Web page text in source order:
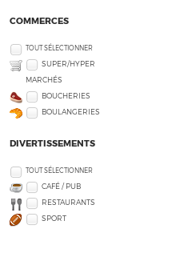
COMMERCES
TOUT SÉLECTIONNER
SUPER/HYPER
MARCHÉS
BOUCHERIES
BOULANGERIES
DIVERTISSEMENTS
TOUT SÉLECTIONNER
CAFÉ / PUB
RESTAURANTS
SPORT